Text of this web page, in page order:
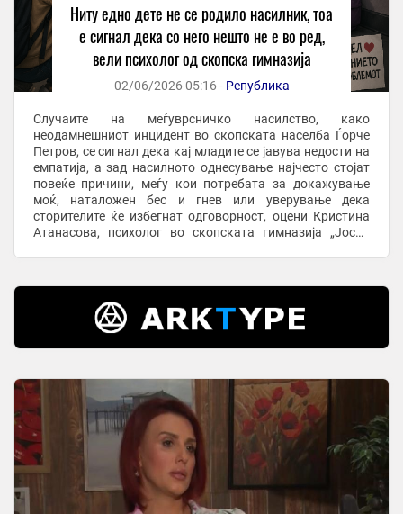
Ниту едно дете не се родило насилник, тоа
е сигнал дека со него нешто не е во ред,
вели психолог од скопска гимназија
02/06/2026 05:16 - Република
Случаите на меѓуврсничко насилство, како
неодамнешниот инцидент во скопската населба Ѓорче
Петров, се сигнал дека кај младите се јавува недости на
емпатија, а зад насилното однесување најчесто стојат
повеќе причини, меѓу кои потребата за докажување
моќ, наталожен бес и гнев или уверување дека
сторителите ќе избегнат одговорност, оцени Кристина
Атанасова, психолог во скопската гимназија „Јосип